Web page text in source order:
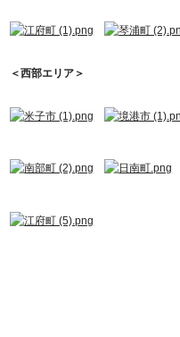
＜西部エリア＞